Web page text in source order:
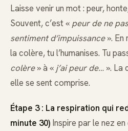
Laisse venir un mot : peur,
Souvent, c’est « peur de ne
sentiment d’impuissance». En
la colère, tu l’humanises. Tu
colère» à « j’ai peur de… ». La
elle se sent comprise.
Étape 3 : La respiration qui
minute 30) Inspire par le nez